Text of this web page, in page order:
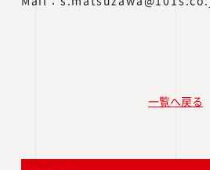
一覧へ戻る